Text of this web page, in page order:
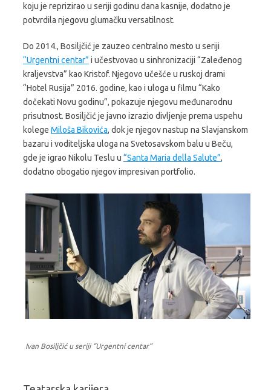
koju je reprizirao u seriji godinu dana kasnije, dodatno je
potvrdila njegovu glumačku versatilnost.
Do 2014., Bosiljčić je zauzeo centralno mesto u seriji
“Urgentni centar” i učestvovao u sinhronizaciji “Zaleđenog
kraljevstva” kao Kristof. Njegovo učešće u ruskoj drami
“Hotel Rusija” 2016. godine, kao i uloga u filmu “Kako
dočekati Novu godinu”, pokazuje njegovu međunarodnu
prisutnost. Bosiljčić je javno izrazio divljenje prema uspehu
kolege Miloša Bikovića, dok je njegov nastup na Slavjanskom
bazaru i voditeljska uloga na Svetosavskom balu u Beču,
gde je igrao Nikolu Teslu u “Santa Maria della Salute”,
dodatno obogatio njegov impresivan portfolio.
Ivan Bosiljčić u seriji “Urgentni centar”